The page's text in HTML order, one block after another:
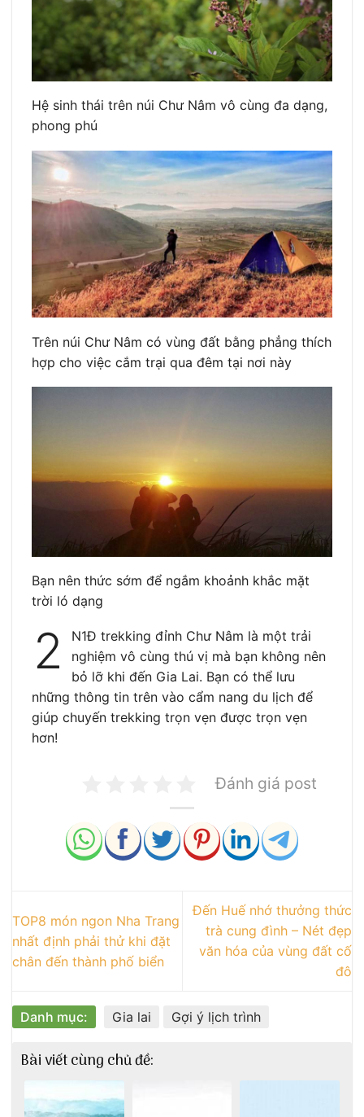
Hệ sinh thái trên núi Chư Nâm vô cùng đa dạng,
phong phú
Trên núi Chư Nâm có vùng đất bằng phẳng thích
hợp cho việc cắm trại qua đêm tại nơi này
Bạn nên thức sớm để ngắm khoảnh khắc mặt
trời ló dạng
2
N1Đ trekking đỉnh Chư Nâm là một trải
nghiệm vô cùng thú vị mà bạn không nên
bỏ lỡ khi đến Gia Lai. Bạn có thể lưu
những thông tin trên vào cẩm nang du lịch để
giúp chuyến trekking trọn vẹn được trọn vẹn
hơn!
Đánh giá post
TOP8 món ngon Nha Trang
nhất định phải thử khi đặt
chân đến thành phố biển
Đến Huế nhớ thưởng thức
trà cung đình – Nét đẹp
văn hóa của vùng đất cố
đô
Danh mục: Gia lai Gợi ý lịch trình
Bài viết cùng chủ đề: